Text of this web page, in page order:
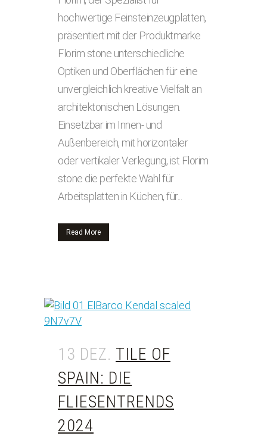
hochwertige Feinsteinzeugplatten,
präsentiert mit der Produktmarke
Florim stone unterschiedliche
Optiken und Oberflächen für eine
unvergleichlich kreative Vielfalt an
architektonischen Lösungen.
Einsetzbar im Innen- und
Außenbereich, mit horizontaler
oder vertikaler Verlegung, ist Florim
stone die perfekte Wahl für
Arbeitsplatten in Küchen, für...
Read More
13 DEZ. TILE OF
SPAIN: DIE
FLIESENTRENDS
2024